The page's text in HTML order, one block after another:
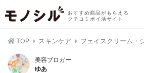
おすすめ商品がもらえる
クチコミポイ活サイト
TOP スキンケア フェイスクリーム・
美容ブロガー
ゆあ